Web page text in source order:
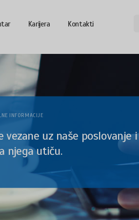
Karijera Kontakti
INFORMACIJE
uz naše poslovanje i
njega utiču.